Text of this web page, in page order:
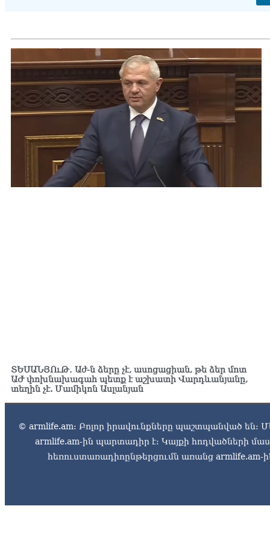
ՏԵՍԱՆՅՈւԹ․ Աժ-ն ձերը չէ, ասոցացիան, թե ձեր մոտ
ԱԺ փոխնախագահ պետք է աշխատի Վարդևանյանը,
տեղին չէ. Մամիկոն Ասլանյան
© armlife.am: Բոլոր իրավունքները պաշտպանված են:
armlife.am-ին պարտադիր է: Կայքի հոդվածների
հեռուստառադիոընթերցումն առանց armlife.am-